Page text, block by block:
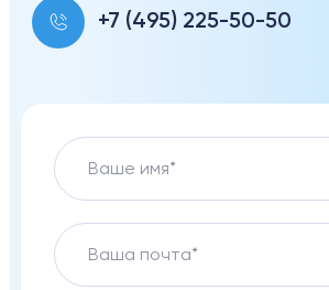
+7 (495) 225-50-50